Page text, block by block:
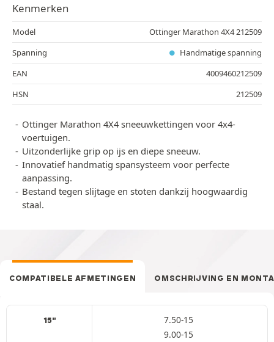
Kenmerken
Model
Ottinger Marathon 4X4 212509
Spanning
Handmatige spanning
EAN
4009460212509
HSN
212509
Ottinger Marathon 4X4 sneeuwkettingen voor 4x4-
voertuigen.
Uitzonderlijke grip op ijs en diepe sneeuw.
Innovatief handmatig spansysteem voor perfecte
aanpassing.
Bestand tegen slijtage en stoten dankzij hoogwaardig
staal.
COMPATIBELE AFMETINGEN OMSCHRIJVING EN
15"
7.50-15
9.00-15